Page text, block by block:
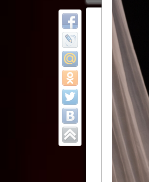
Все отчеты
Олег